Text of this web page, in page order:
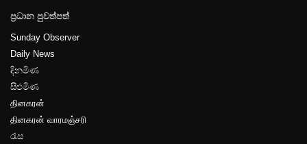
ප්‍රධාන පුවත්පත්
Sunday Observer
Daily News
දිනමිණ
සිළුමිණ
தினகரன்
தினகரன் வாரமஞ்சரி
රැස